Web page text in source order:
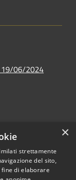
19/06/2024
×
strettamente
del sito,
di elaborare